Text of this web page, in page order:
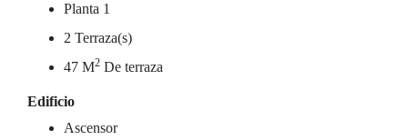
Planta 1
2 Terraza(s)
47 M2 De terraza
Edificio
Ascensor